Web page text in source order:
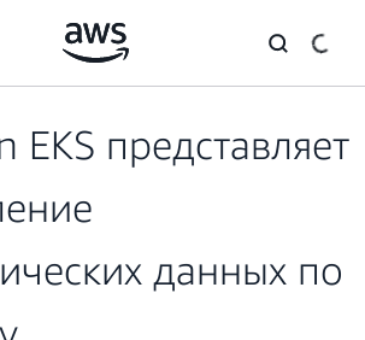
EKS представляет
данных по